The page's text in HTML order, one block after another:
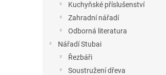
Kuchyňské příslušenství
Zahradní nářadí
Odborná literatura
Nářadí Stubai
Řezbáři
Soustružení dřeva